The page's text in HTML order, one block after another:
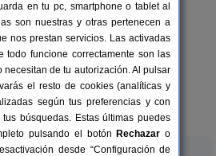
14+3 pers.
desde20 €
La Rectoral
(Asturias)
en tu pc, smartphone o tablet al
son nuestras y otras pertenecen a
nos prestan servicios. Las activadas
todo funcione correctamente son las
necesitan de tu autorización. Al pulsar
el resto de cookies (analíticas y
según tus preferencias y con
búsquedas. Estas últimas puedes
pulsando el botón Rechazar o
desde “Configuración de